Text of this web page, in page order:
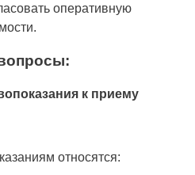
оперативную
к приему
относятся: